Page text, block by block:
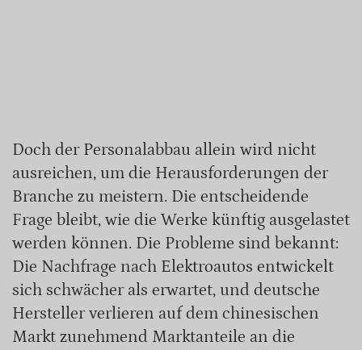
Doch der Personalabbau allein wird nicht
ausreichen, um die Herausforderungen der
Branche zu meistern. Die entscheidende
Frage bleibt, wie die Werke künftig ausgelastet
werden können. Die Probleme sind bekannt:
Die Nachfrage nach Elektroautos entwickelt
sich schwächer als erwartet, und deutsche
Hersteller verlieren auf dem chinesischen
Markt zunehmend Marktanteile an die